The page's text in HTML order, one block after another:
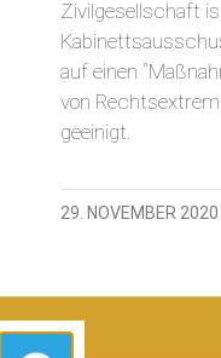
Zivilgesellschaft
auf einen
von
geeinigt.
29. NOVEMBER 2020